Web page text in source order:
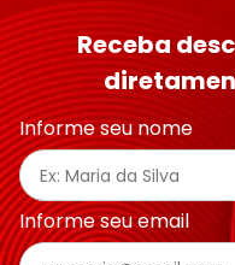
Avalie o produto
★★★★★
Seu nome
Endereço de email
Receba
Informe seu nome
Informe seu email